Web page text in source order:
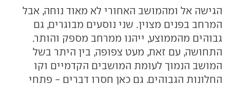
הגישה אל ומהמושב האחורי לא מאוד נוחה, אבל
המרחב בפנים מצוין. שני נוסעים מבוגרים, גם
גבוהים מהממוצע, ייהנו ממרחב מספק והותר.
התחושה, עם זאת, מעט צפופה, בין היתר בשל
המושב הנמוך לעומת המושבים הקדמיים וקו
החלונות הגבוהים. גם כאן חסרו דברים - פתחי